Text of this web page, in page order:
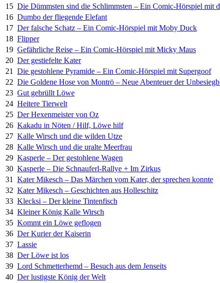
15 Die Dümmsten sind die Schlimmsten – Ein Comic-Hörspiel mit
16 Dumbo der fliegende Elefant
17 Der falsche Schatz – Ein Comic-Hörspiel mit Moby Duck
18 Flipper
19 Gefährliche Reise – Ein Comic-Hörspiel mit Micky Maus
20 Der gestiefelte Kater
21
Die gestohlene Pyramide – Ein Comic-Hörspiel mit Supergoof
22 Die Goldene Hose von Montrö – Neue Abenteuer der
23 Gut gebrüllt Löwe
24 Heitere Tierwelt
25 Der Hexenmeister von Oz
26 Kakadu in Nöten / Hilf, Löwe hilf
27 Kalle Wirsch und die wilden Utze
28 Kalle Wirsch und die uralte Meerfrau
29 Kasperle – Der gestohlene Wagen
30 Kasperle – Die Schnauferl-Rallye + Im Zirkus
31
Kater Mikesch – Das Märchen vom Kater, der sprechen konnte
32 Kater Mikesch – Geschichten aus Holleschitz
33 Klecksi – Der kleine Tintenfisch
34 Kleiner König Kalle Wirsch
35 Kommt ein Löwe geflogen
36 Der Kurier der Kaiserin
37 Lassie
38 Der Löwe ist los
39 Lord Schmetterhemd – Besuch aus dem Jenseits
40 Der lustigste König der Welt